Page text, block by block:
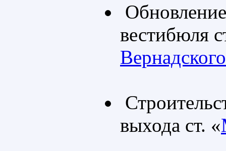
вестибюля
Вернадского
выхода ст. «